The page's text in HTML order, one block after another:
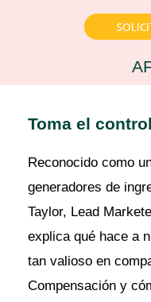
Toma el
Reconocido como
generadores de
Taylor, Lead
explica qué hace a
tan valioso en
Compensación y